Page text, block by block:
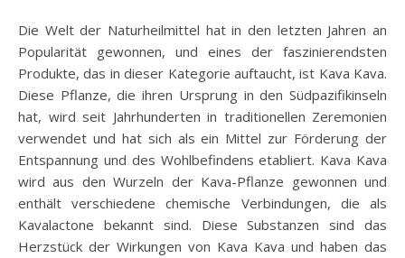
Die Welt der Naturheilmittel hat in den letzten Jahren an
Popularität gewonnen, und eines der faszinierendsten
Produkte, das in dieser Kategorie auftaucht, ist Kava Kava.
Diese Pflanze, die ihren Ursprung in den Südpazifikinseln
hat, wird seit Jahrhunderten in traditionellen Zeremonien
verwendet und hat sich als ein Mittel zur Förderung der
Entspannung und des Wohlbefindens etabliert. Kava Kava
wird aus den Wurzeln der Kava-Pflanze gewonnen und
enthält verschiedene chemische Verbindungen, die als
Kavalactone bekannt sind. Diese Substanzen sind das
Herzstück der Wirkungen von Kava Kava und haben das